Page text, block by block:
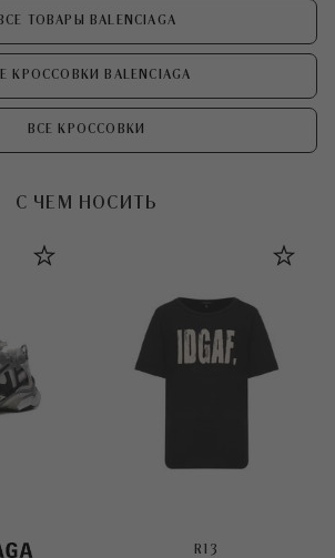
ВСЕ ТОВАРЫ BALENCIAGA
КРОССОВКИ BALENCIAGA
ВСЕ КРОССОВКИ
С ЧЕМ НОСИТЬ
R13